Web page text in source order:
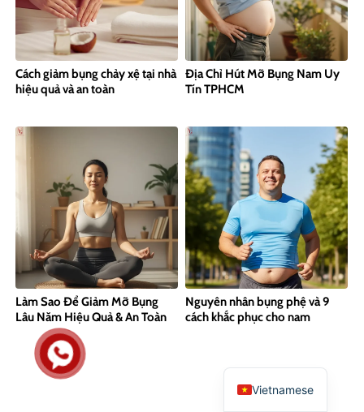
Cách giảm bụng chảy xệ tại nhà
hiệu quả và an toàn
Địa Chỉ Hút Mỡ Bụng Nam Uy
Tín TPHCM
Làm Sao Để Giảm Mỡ Bụng
Lâu Năm Hiệu Quả & An Toàn
Nguyên nhân bụng phệ và 9
cách khắc phục cho nam
Vietnamese